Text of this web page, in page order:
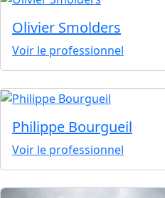
Olivier Smolders
Voir le professionnel
Philippe Bourgueil
Voir le professionnel